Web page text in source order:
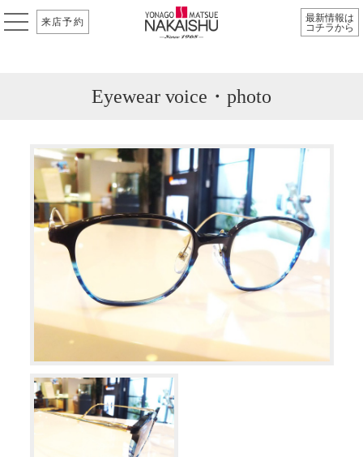
来店予約
最新情報は
コチラから
Eyewear voice・photo